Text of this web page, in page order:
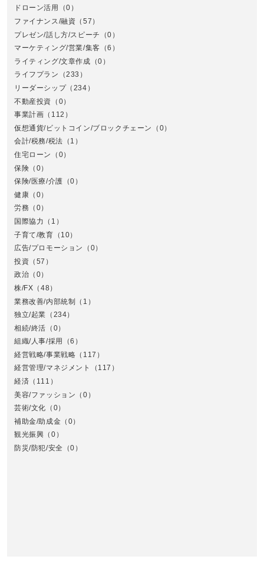
ドローン活用
（0）
ファイナンス/融資 （57）
プレゼン/話し方/スピーチ
（0）
マーケティング/営業/集客 （6）
ライティング/文章作成 （0）
ライフプラン
（233）
リーダーシップ（234）
不動産投資 （0）
事業計画 （112）
仮想通貨/ビットコイン/ブロックチェーン
（0）
会計/税務/税法 （1）
住宅ローン
（0）
保険 （0）
保険/医療/介護 （0）
健康 （0）
労務 （0）
国際協力 （1）
子育て/教育 （10）
広告/プロモーション
（0）
投資 （57）
政治 （0）
株/FX （48）
業務改善/内部統制 （1）
独立/起業 （234）
相続/終活 （0）
組織/人事/採用
（6）
経営戦略/事業戦略 （117）
経営管理/マネジメント
（117）
経済 （111）
美容/ファッション （0）
芸術/文化 （0）
補助金/助成金 （0）
観光振興 （0）
防災/防犯/安全
（0）